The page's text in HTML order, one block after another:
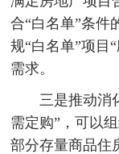
合“白名单”条件
规“白名单”项目
需求。
三是推动消
需定购”，可以
部分存量商品住